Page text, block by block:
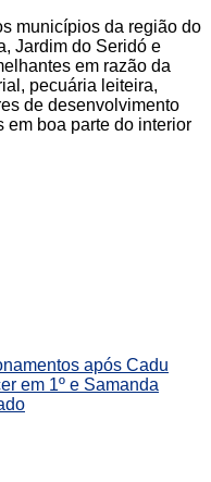
municípios da região do
Jardim do Seridó e
em razão da
pecuária leiteira,
de desenvolvimento
em boa parte do interior
após Cadu
em 1º e Samanda